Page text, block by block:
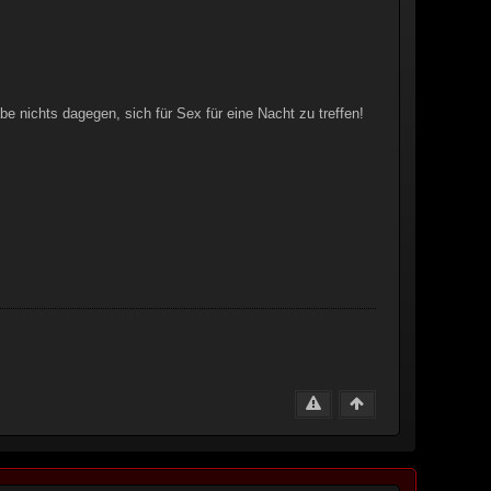
nichts dagegen, sich für Sex für eine Nacht zu treffen!